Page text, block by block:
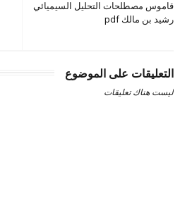
قاموس مصطلحات التحليل السيميائي
رشيد بن مالك pdf
التعليقات على الموضوع
ليست هناك تعليقات